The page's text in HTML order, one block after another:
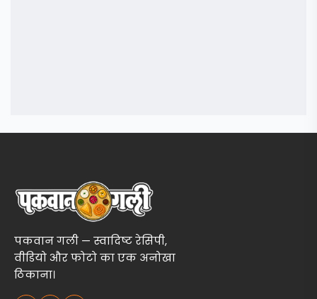
पकवान गली — स्वादिष्ट रेसिपी,
वीडियो और फोटो का एक अनोखा
ठिकाना।